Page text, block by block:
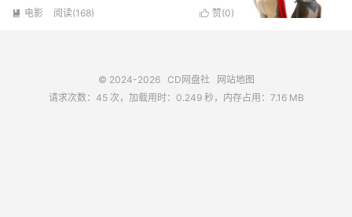
 赞(0)
 电影 阅读(168)
© 2024-2026 CD网盘社
网站地图
请求次数：45 次，加载用时：0.249 秒，内存占用：7.16 MB